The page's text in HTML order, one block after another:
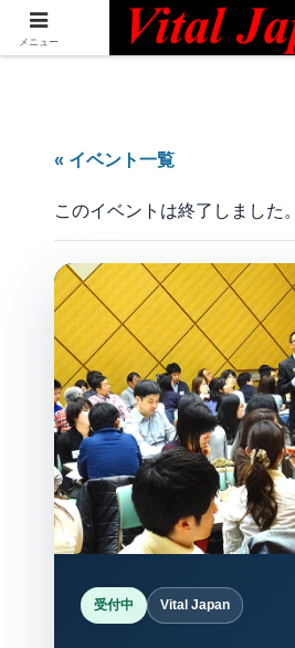
日本最大級の英語コミュニティ・
« イベント一覧
このイベントは終了しました。
受付中 Vital Japan
メニュー